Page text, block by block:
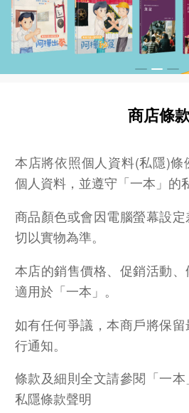
商店條
本店將依照個人資料(私隱)
個人資料，並遵守「一本」的
商品顏色或會因電腦螢幕設
切以實物為準。
本店的銷售價格、促銷活動
適用於「一本」。
如有任何爭議，本商戶將保
行通知。
條款及細則全文請參閱「一本
私隱條款聲明